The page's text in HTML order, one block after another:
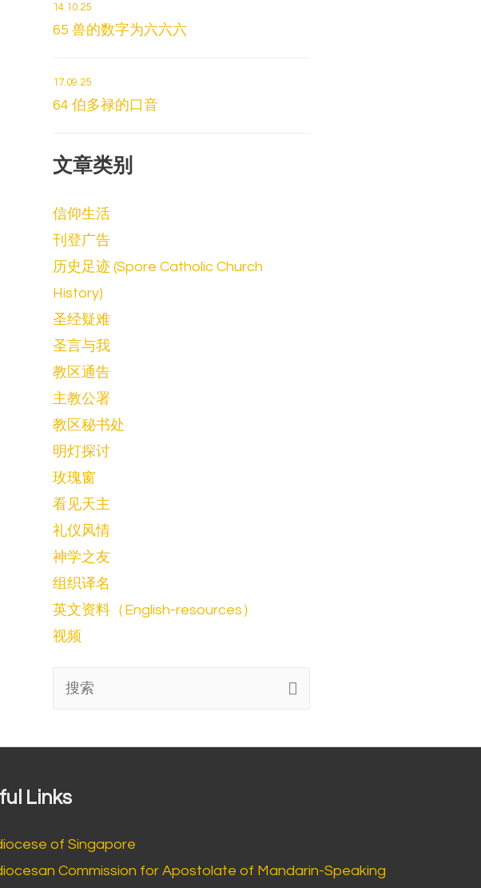
14.10.25
65 兽的数字为六六六
17.09.25
64 伯多禄的口音
文章类别
信仰生活
刊登广告
历史足迹 (Spore Catholic Church
History)
圣经疑难
圣言与我
教区通告
主教公署
教区秘书处
明灯探讨
玫瑰窗
看见天主
礼仪风情
神学之友
组织译名
英文资料（English-resources）
视频
搜
Links
of Singapore
Commission for Apostolate of Mandarin-Speaking